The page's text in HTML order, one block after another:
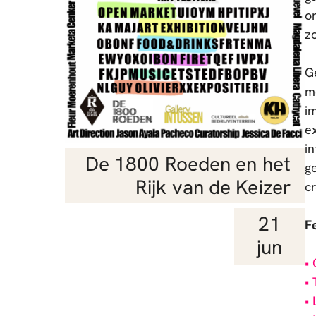
De 1800 Roeden en het
Rijk van de Keizer
21
jun
•
•
•